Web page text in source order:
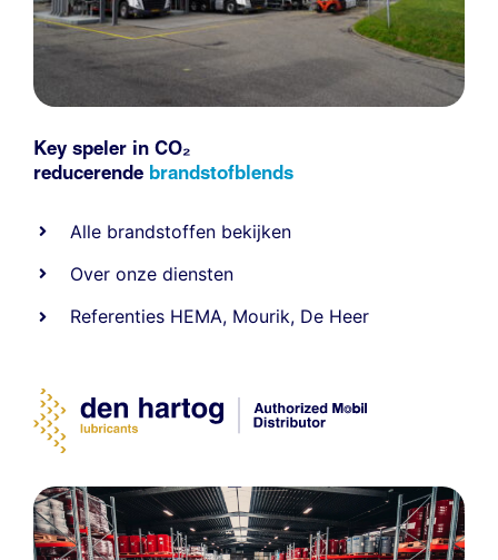
Key speler in CO₂
reducerende brandstofblends
Alle brandstoffen bekijken
Over onze diensten
Referenties HEMA, Mourik, De Heer